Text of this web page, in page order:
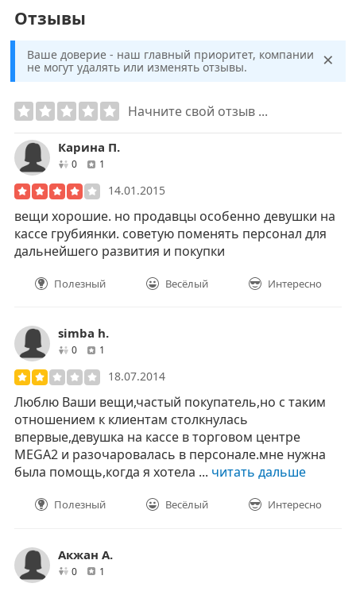
Отзывы
Ваше доверие - наш главный приоритет, компании
не могут удалять или изменять отзывы.
×
Начните свой отзыв ...
Карина П.
0друзей1
14.01.2015
вещи хорошие. но продавцы особенно девушки на
кассе грубиянки. советую поменять персонал для
дальнейшего развития и покупки
Полезный Весёлый Интересно
simba h.
0друзей1
18.07.2014
Люблю Ваши вещи,частый покупатель,но с таким
отношением к клиентам столкнулась
впервые,девушка на кассе в торговом центре
MEGA2 и разочаровалась в персонале.мне нужна
была помощь,когда я хотела ... читать дальше
Полезный Весёлый Интересно
Акжан А.
0друзей1